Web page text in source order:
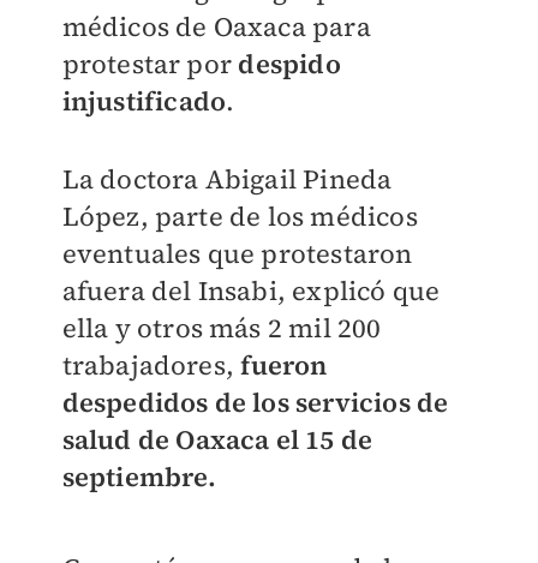
médicos de Oaxaca para
protestar por despido
injustificado.
La doctora Abigail Pineda
López, parte de los médicos
eventuales que protestaron
afuera del Insabi, explicó que
ella y otros más 2 mil 200
trabajadores,fueron
despedidos de los servicios de
salud de Oaxaca el 15 de
septiembre.